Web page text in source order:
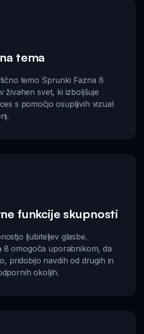
tema
temo Sprunki Fazna 8
živahen svet, ki izboljšuje
s pomočjo osupljivih vizual
funkcije skupnosti
ljubiteljev glasbe.
8 omogoča uporabnikom, da
pridobijo navdih od drugih in
okoljih.